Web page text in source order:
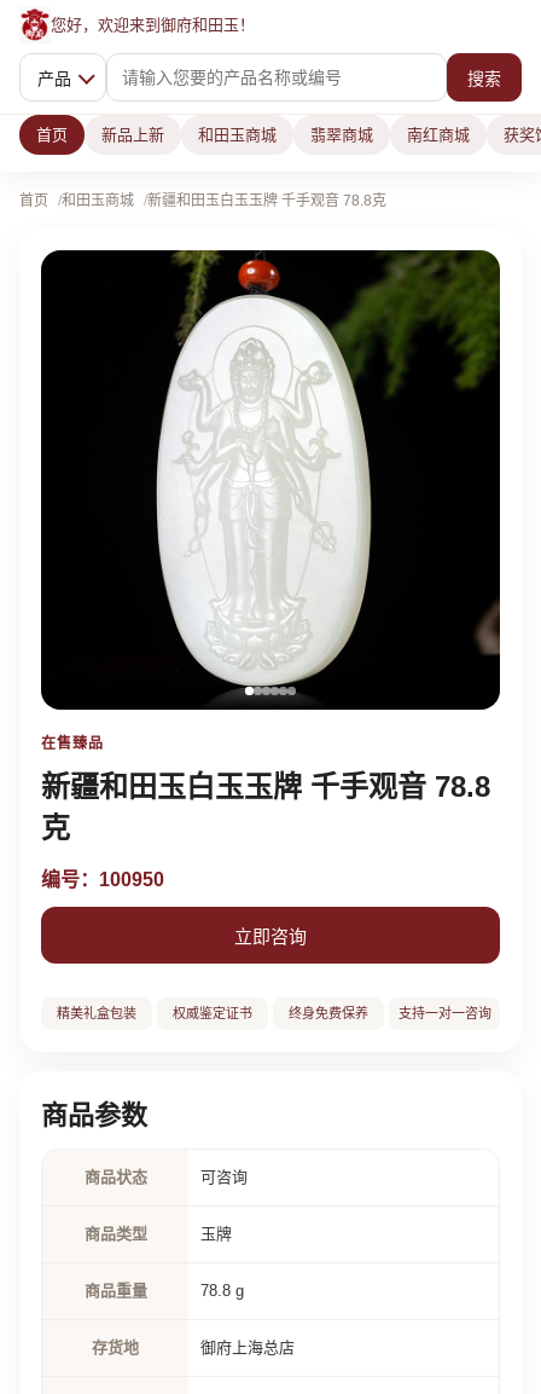
您好，欢迎来到御府和田玉！
产品 搜索
首页 新品上新 和田玉商城 翡翠商城 南红商城 获奖
首页 和田玉商城 新疆和田玉白玉玉牌 千手观音 78.8克
在售臻品
新疆和田玉白玉玉牌 千手观音 78.8
克
编号：100950
立即咨询
精美礼盒包装 权威鉴定证书 终身免费保养 支持一对一咨询
商品参数
商品状态 可咨询
商品类型 玉牌
商品重量 78.8 g
存货地 御府上海总店